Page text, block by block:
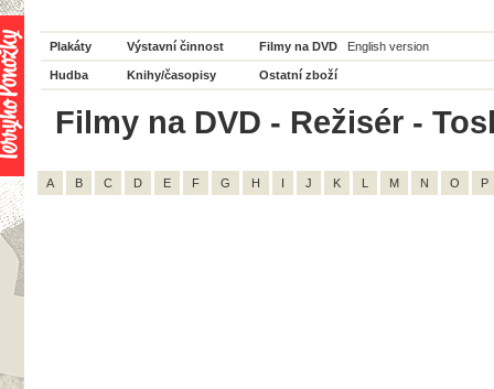
Plakáty Výstavní činnost Filmy na DVD English version
Hudba Knihy/časopisy Ostatní zboží
Filmy na DVD - Režisér -
A B C D E F G H I J K L M N O P